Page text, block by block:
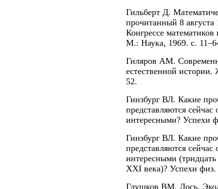
Гильберт Д.
прочитанный 8
Конгрессе
М.: Наука, 1969. с.
Гиляров АМ.
естественной
52.
Гинзбург ВЛ. Какие
представляются
интересными? Успехи
Гинзбург ВЛ. Какие
представляются
интересными
XXI века)? Успехи физ.
Глушков ВМ. Лось.